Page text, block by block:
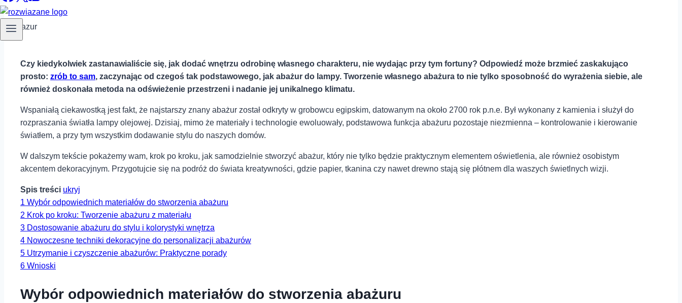
Czy kiedykolwiek ‍zastanawialiście się, jak dodać wnętrzu odrobinę własnego charakteru,‍ nie wydając przy ⁤tym fortuny? Odpowiedź może⁢ brzmieć ⁢zaskakująco
⁣prosto: zrób to sam, zaczynając ⁣od czegoś tak podstawowego, jak abażur do lampy. Tworzenie ⁣własnego abażura to ‍nie‍ tylko sposobność do wyrażenia siebie, ale
również doskonała metoda na odświeżenie przestrzeni i nadanie jej⁢ unikalnego klimatu.‍
Wspaniałą ciekawostką jest fakt, że⁣ najstarszy znany abażur został⁢ odkryty w‍ grobowcu egipskim, datowanym na około⁢ 2700 rok p.n.e. Był wykonany z kamienia i służył do
rozpraszania światła lampy olejowej. Dzisiaj, mimo że materiały i technologie⁤ ewoluowały, podstawowa funkcja abażuru pozostaje niezmienna – kontrolowanie i kierowanie
światłem, ⁣a przy tym wszystkim⁢ dodawanie stylu do naszych domów.
W ⁣dalszym tekście pokażemy wam, krok po ⁣kroku, jak samodzielnie stworzyć abażur, który nie tylko będzie praktycznym elementem oświetlenia, ⁤ale również osobistym
akcentem dekoracyjnym. Przygotujcie⁣ się ⁣na podróż do świata kreatywności,⁢ gdzie ‍papier, tkanina czy nawet ⁢drewno stają ⁢się płótnem dla⁤ waszych ⁤świetlnych wizji.
Spis treści ukryj
1 Wybór ⁣odpowiednich materiałów do stworzenia abażuru
2 Krok po ⁣kroku: Tworzenie abażuru z materiału
3 Dostosowanie abażuru do stylu i⁣ kolorystyki ⁢wnętrza
4 Nowoczesne techniki⁣ dekoracyjne ⁢do personalizacji ⁣abażurów
5 Utrzymanie i czyszczenie abażurów: Praktyczne porady
6 Wnioski
Wybór ⁣odpowiednich materiałów do stworzenia abażuru